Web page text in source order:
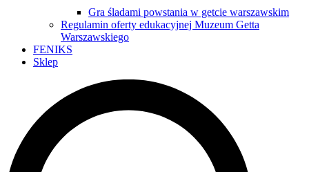
Gra śladami powstania w getcie warszawskim
Regulamin oferty edukacyjnej Muzeum Getta
Warszawskiego
FENIKS
Sklep